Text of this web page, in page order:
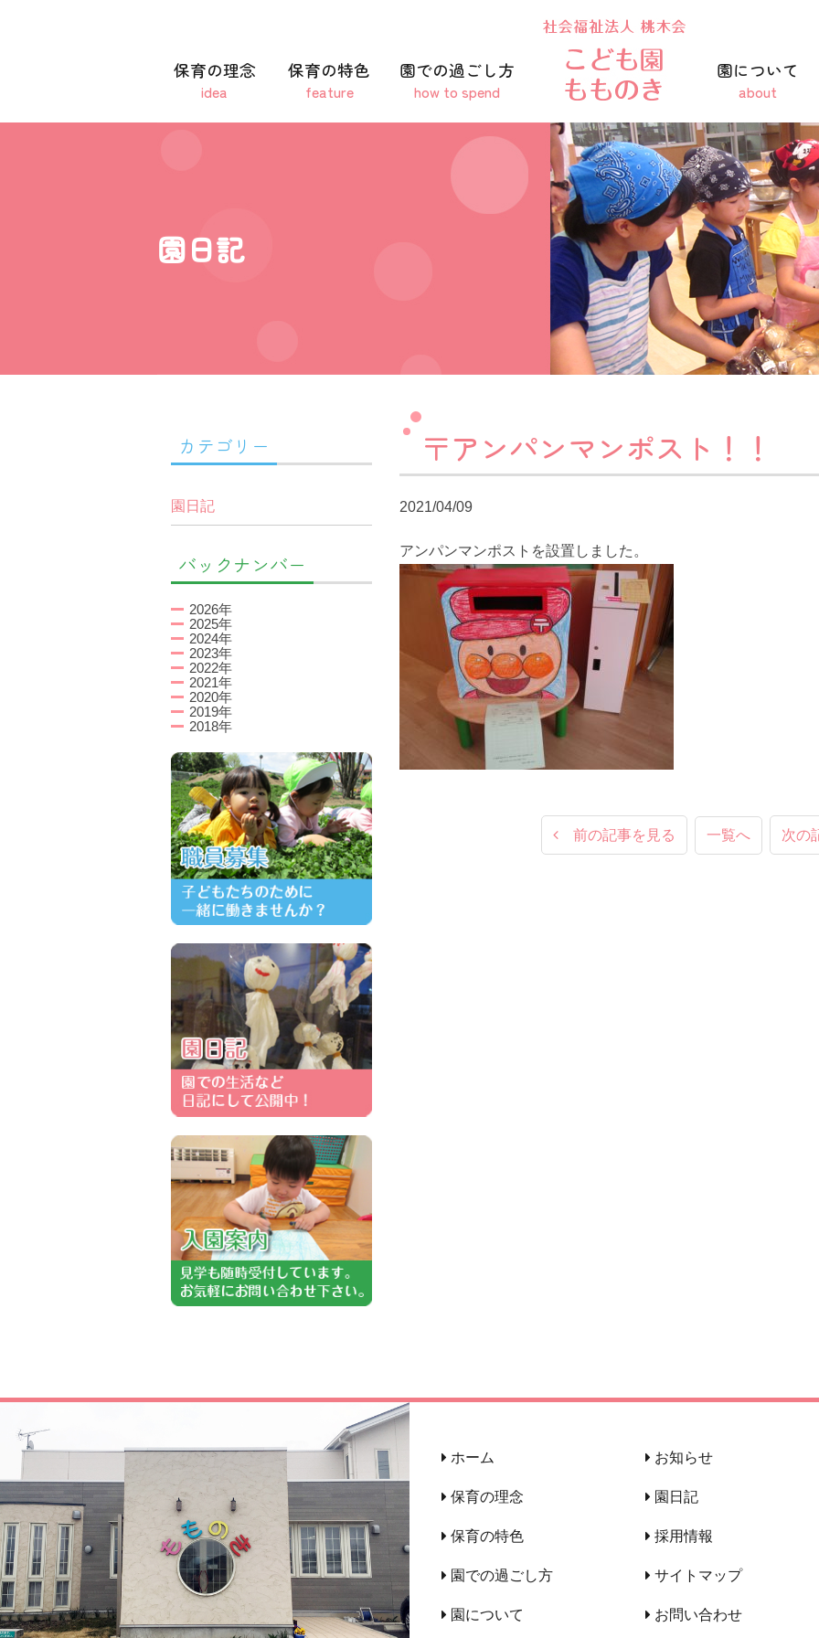
保育の理念
idea
保育の特色
feature
園での過ごし方
how to spend
園について
about
園日記
〒アンパンマンポスト！！
2021/04/09
アンパンマンポストを設置しました。
前の記事を見る 一覧へ 次の
カテゴリー
園日記
バックナンバー
2026年
2025年
2024年
2023年
2022年
2021年
2020年
2019年
2018年
ホーム
保育の理念
保育の特色
園での過ごし方
園について
お知らせ
園日記
採用情報
サイトマップ
お問い合わせ